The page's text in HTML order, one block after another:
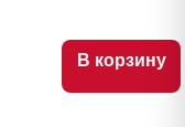
В корзину